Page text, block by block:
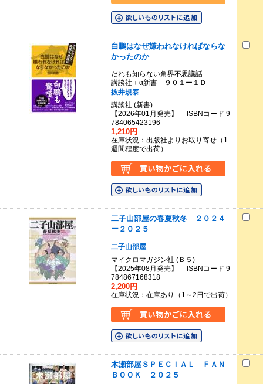
白鵬はなぜ嫌われなければならな
かったのか
だれも知らない角界不思議話
講談社＋α新書 ９０１ー１Ｄ
抜井規泰
講談社 (新書)
【2026年01月発売】 ISBNコード 9
784065423196
1,210円
在庫状況：出版社よりお取り寄せ（1
週間程度で出荷）
二子山部屋の春夏秋冬 ２０２４
ー２０２５
二子山部屋
マイクロマガジン社 (Ｂ５)
【2025年08月発売】 ISBNコード 9
784867168318
2,200円
在庫状況：在庫あり（1～2日で出荷）
木瀬部屋ＳＰＥＣＩＡＬ ＦＡＮ
ＢＯＯＫ ２０２５